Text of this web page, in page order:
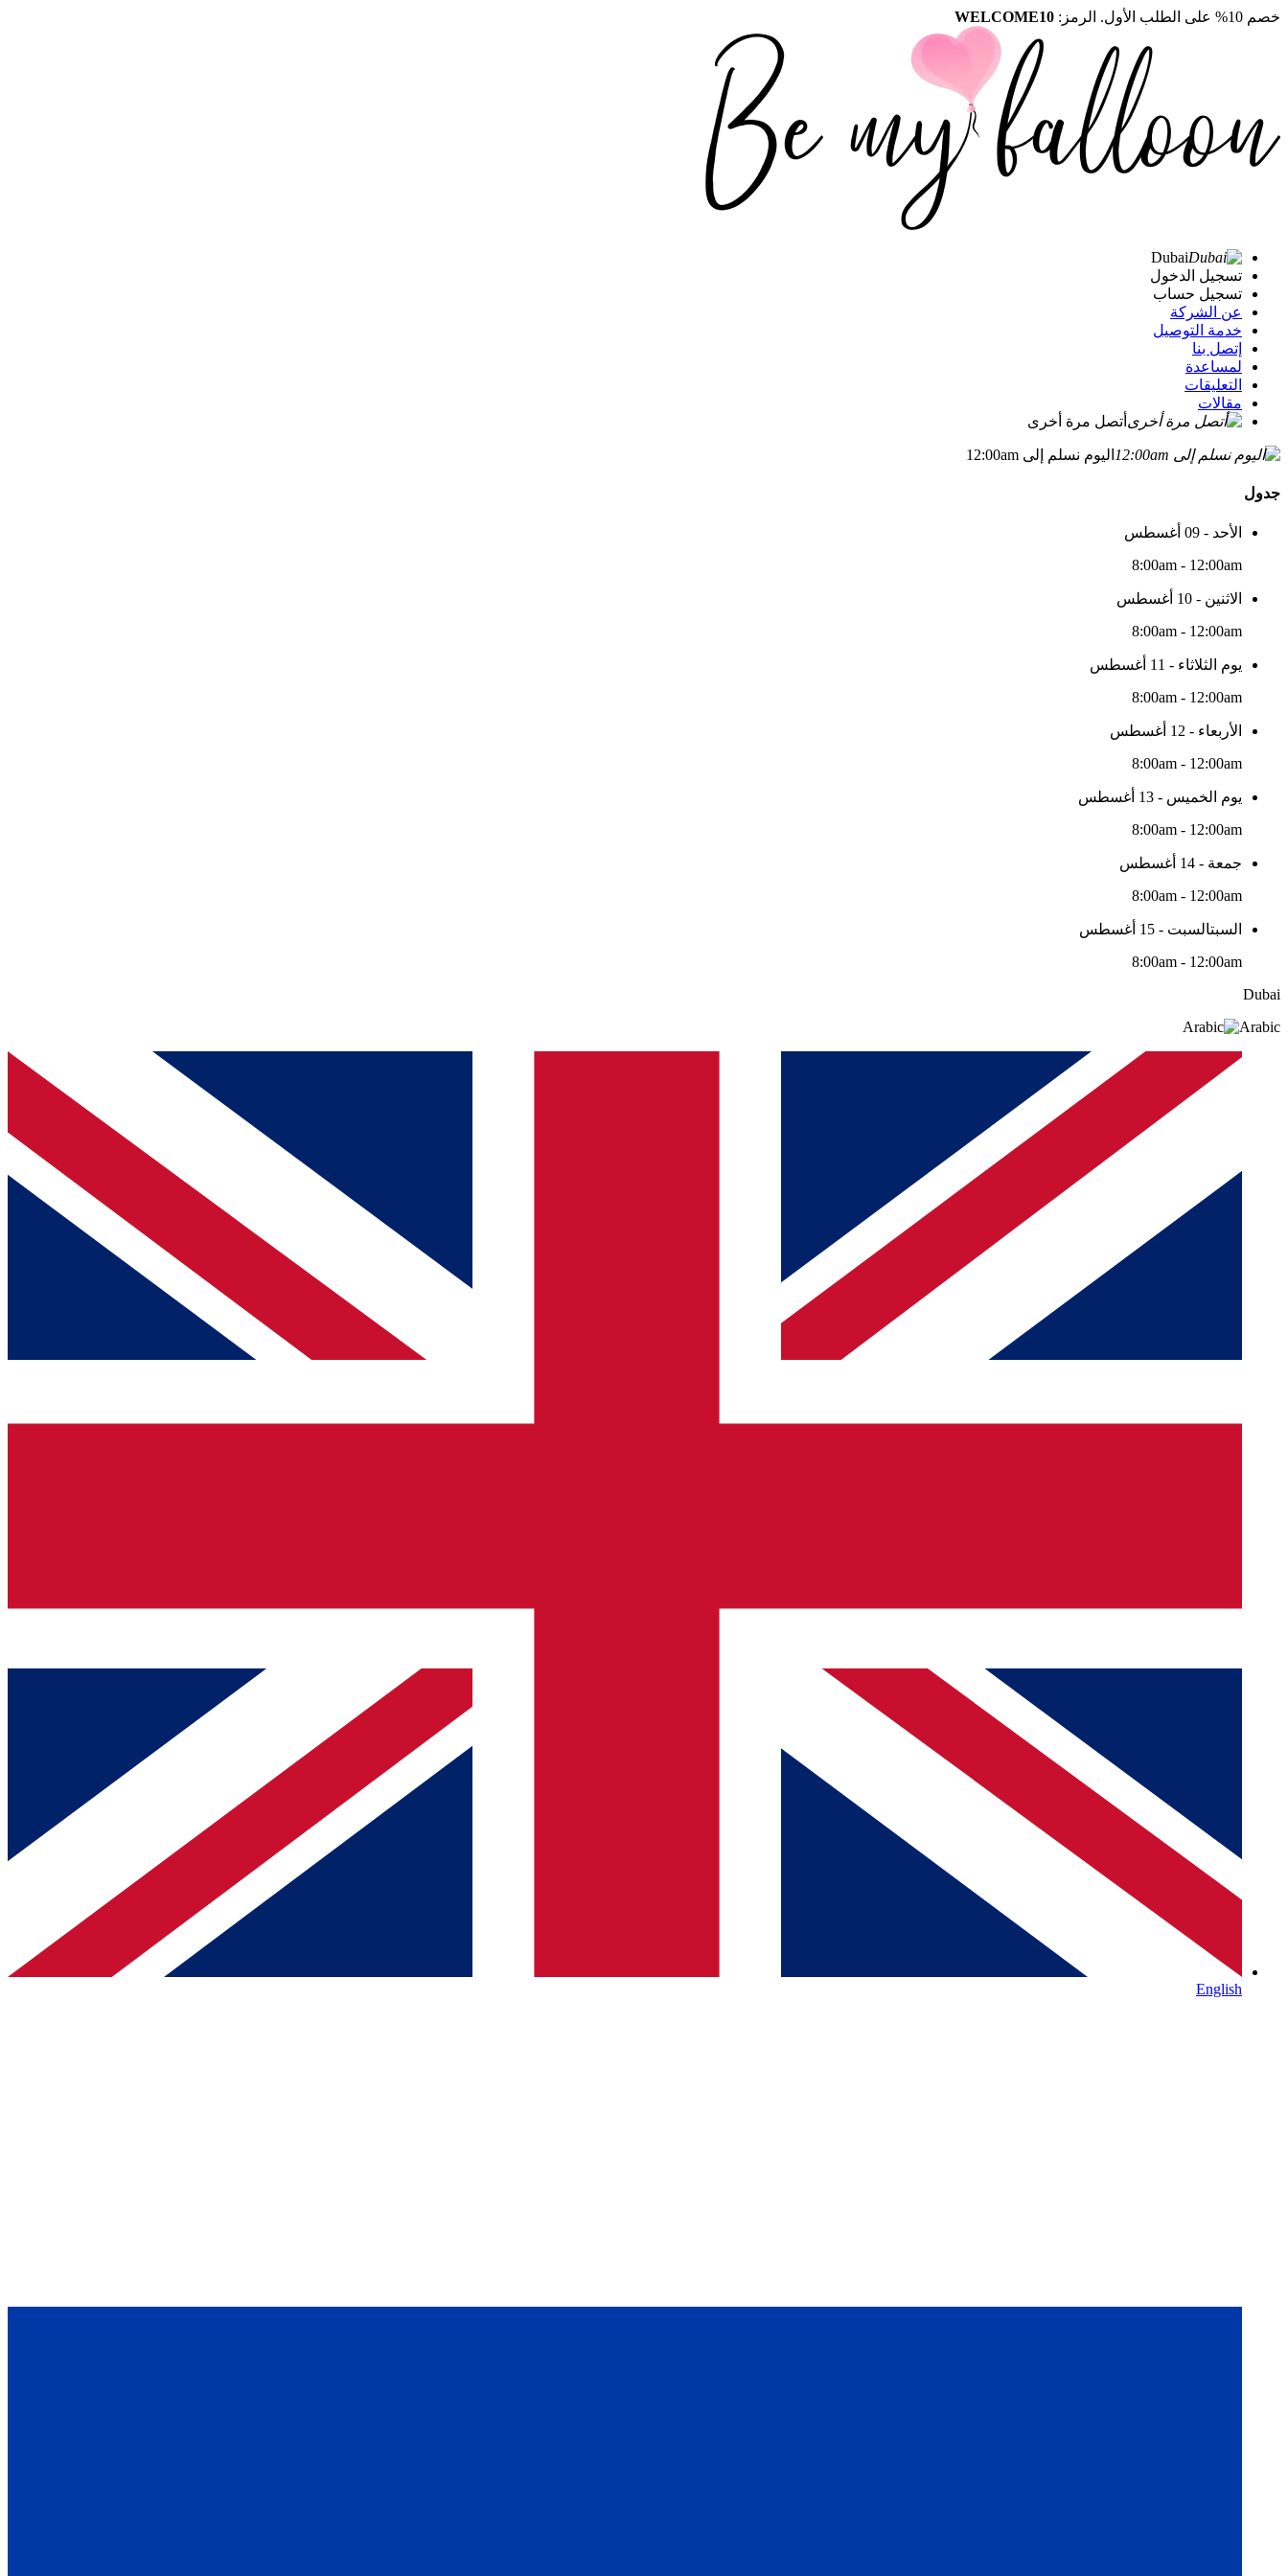
خصم 10% على الطلب الأول. الرمز: WELCOME10
Dubai
تسجيل الدخول
تسجيل حساب
عن الشركة
خدمة التوصيل
إتصل بنا
لمساعدة
التعليقات
مقالات
أتصل مرة أخرى
اليوم نسلم إلى 12:00am
جدول
الأحد - 09 أغسطس
8:00am - 12:00am
الاثنين - 10 أغسطس
8:00am - 12:00am
يوم الثلاثاء - 11 أغسطس
8:00am - 12:00am
الأربعاء - 12 أغسطس
8:00am - 12:00am
يوم الخميس - 13 أغسطس
8:00am - 12:00am
جمعة - 14 أغسطس
8:00am - 12:00am
السبتالسبت - 15 أغسطس
8:00am - 12:00am
Dubai
Arabic
English